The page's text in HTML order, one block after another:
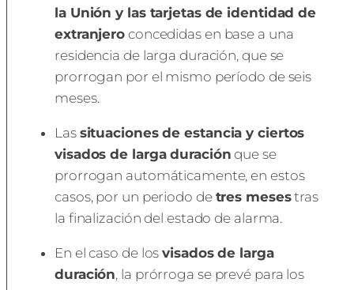
la Unión y las tarjetas de identidad de
extranjero concedidas en base a una
residencia de larga duración, que se
prorrogan por el mismo período de seis
meses.
Las situaciones de estancia y ciertos
visados de larga duración que se
prorrogan automáticamente, en estos
casos, por un periodo de tres mesestras
la finalización del estado de alarma.
En el caso de losvisados de larga
duración, la prórroga se prevé para los